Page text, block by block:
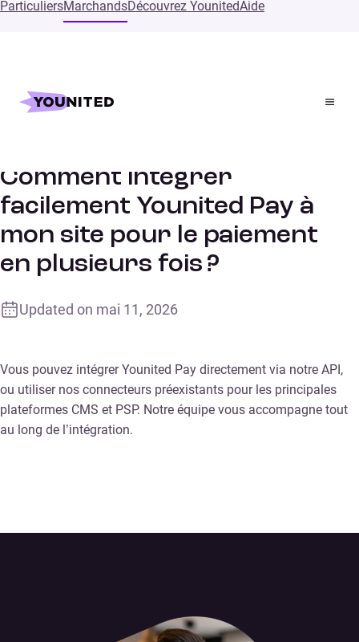
ParticuliersMarchandsDécouvrez YounitedAide
Accueil
Supports
Comment intégrer
facilement Younited Pay à
mon site pour le paiement
en plusieurs fois ?
Updated on mai 11, 2026
Vous pouvez intégrer Younited Pay directement via notre API,
ou utiliser nos connecteurs préexistants pour les principales
plateformes CMS et PSP. Notre équipe vous accompagne tout
au long de l’intégration.